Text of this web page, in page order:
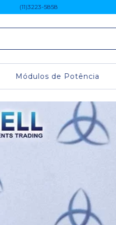
(11)3223-5858
Módulos de Potência